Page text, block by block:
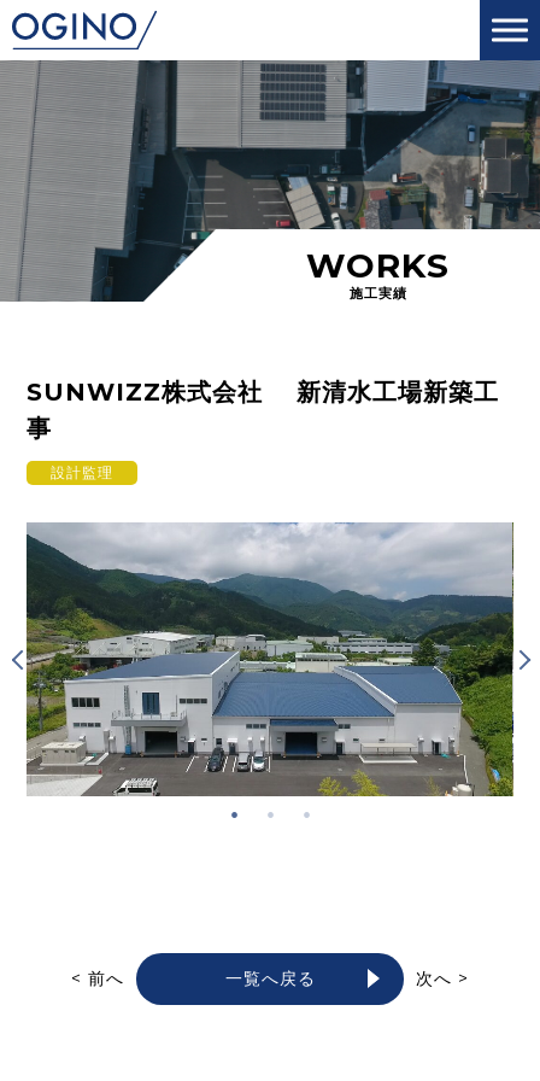
WORKS
施工実績
SUNWIZZ株式会社 新清水工場新築工
事
設計監理
< 前へ 一覧へ戻る 次へ >